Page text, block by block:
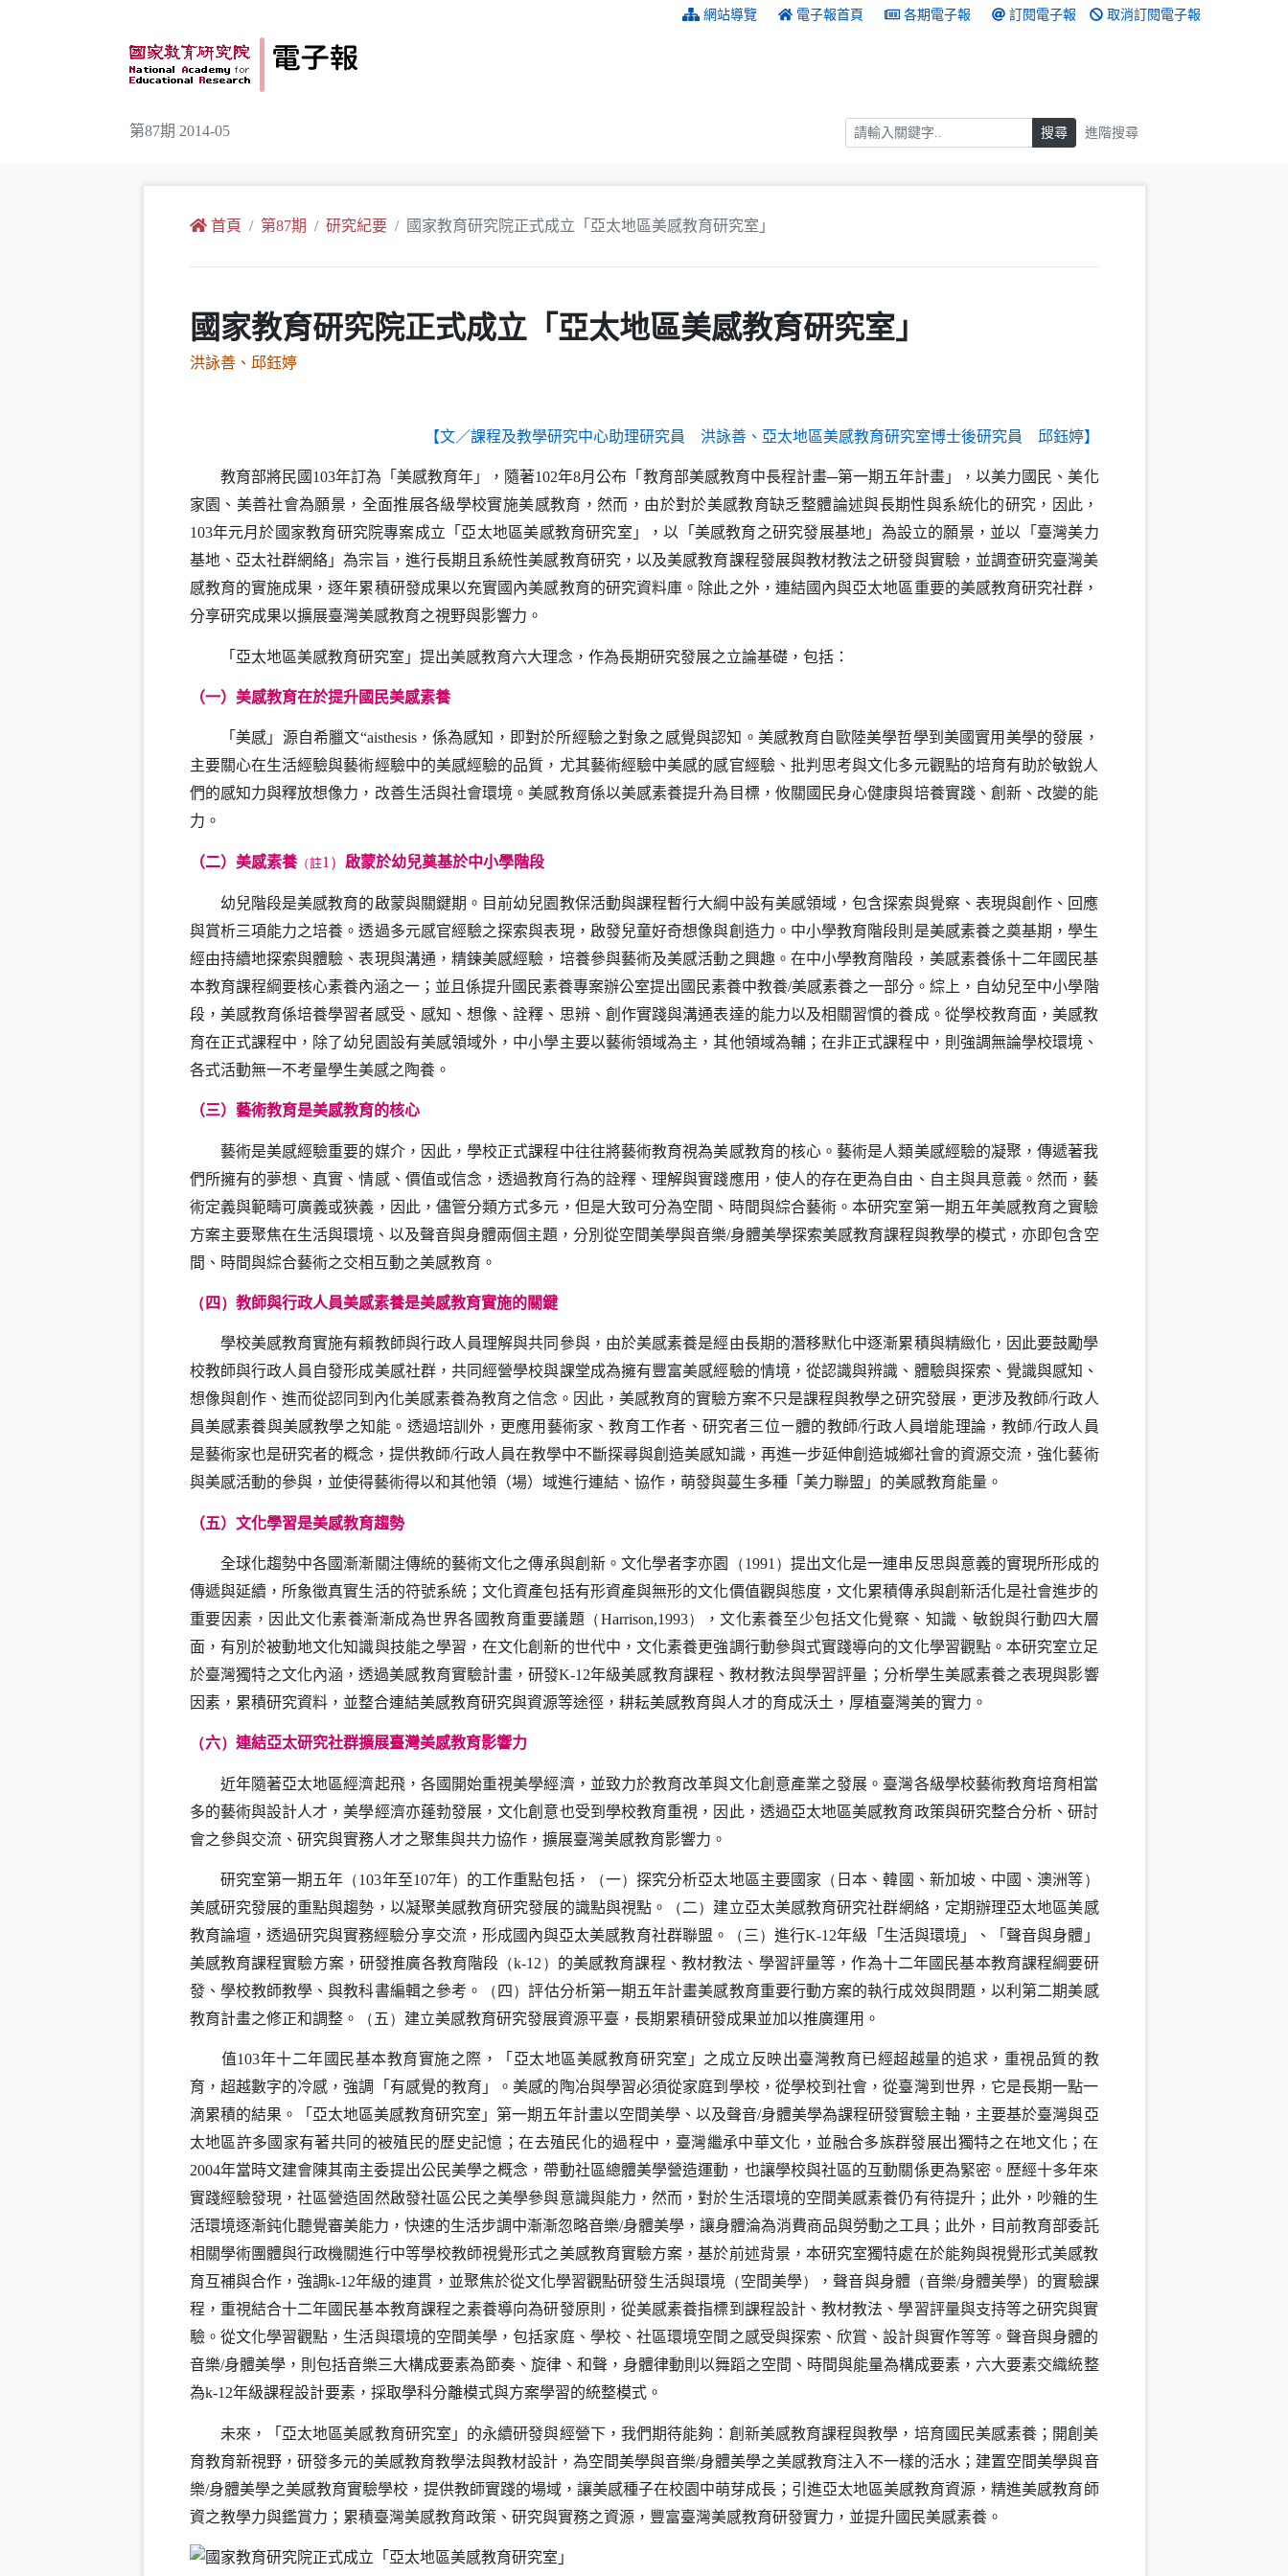
網站導覽 電子報首頁 各期電子報 訂閱電子報 取消訂閱電子報
第87期 2014-05 搜尋 搜尋 進階搜尋
首頁 第87期 研究紀要 國家教育研究院正式成立「亞太地區美感教育研究室」
國家教育研究院正式成立「亞太地區美感教育研究室」
洪詠善、邱鈺婷
【文／課程及教學研究中心助理研究員 洪詠善、亞太地區美感教育研究室博士後研究員 邱鈺婷】
教育部將民國103年訂為「美感教育年」，隨著102年8月公布「教育部美感教育中長程計畫─第一期五年計畫」，以美力國民、美化
家園、美善社會為願景，全面推展各級學校實施美感教育，然而，由於對於美感教育缺乏整體論述與長期性與系統化的研究，因此，
103年元月於國家教育研究院專案成立「亞太地區美感教育研究室」，以「美感教育之研究發展基地」為設立的願景，並以「臺灣美力
基地、亞太社群網絡」為宗旨，進行長期且系統性美感教育研究，以及美感教育課程發展與教材教法之研發與實驗，並調查研究臺灣美
感教育的實施成果，逐年累積研發成果以充實國內美感教育的研究資料庫。除此之外，連結國內與亞太地區重要的美感教育研究社群，
分享研究成果以擴展臺灣美感教育之視野與影響力。
「亞太地區美感教育研究室」提出美感教育六大理念，作為長期研究發展之立論基礎，包括：
（一）美感教育在於提升國民美感素養
「美感」源自希臘文“aisthesis，係為感知，即對於所經驗之對象之感覺與認知。美感教育自歐陸美學哲學到美國實用美學的發展，
主要關心在生活經驗與藝術經驗中的美感經驗的品質，尤其藝術經驗中美感的感官經驗、批判思考與文化多元觀點的培育有助於敏銳人
們的感知力與釋放想像力，改善生活與社會環境。美感教育係以美感素養提升為目標，攸關國民身心健康與培養實踐、創新、改變的能
力。
（二）美感素養（註1） 啟蒙於幼兒奠基於中小學階段
幼兒階段是美感教育的啟蒙與關鍵期。目前幼兒園教保活動與課程暫行大綱中設有美感領域，包含探索與覺察、表現與創作、回應
與賞析三項能力之培養。透過多元感官經驗之探索與表現，啟發兒童好奇想像與創造力。中小學教育階段則是美感素養之奠基期，學生
經由持續地探索與體驗、表現與溝通，精鍊美感經驗，培養參與藝術及美感活動之興趣。在中小學教育階段，美感素養係十二年國民基
本教育課程綱要核心素養內涵之一；並且係提升國民素養專案辦公室提出國民素養中教養/美感素養之一部分。綜上，自幼兒至中小學階
段，美感教育係培養學習者感受、感知、想像、詮釋、思辨、創作實踐與溝通表達的能力以及相關習慣的養成。從學校教育面，美感教
育在正式課程中，除了幼兒園設有美感領域外，中小學主要以藝術領域為主，其他領域為輔；在非正式課程中，則強調無論學校環境、
各式活動無一不考量學生美感之陶養。
（三）藝術教育是美感教育的核心
藝術是美感經驗重要的媒介，因此，學校正式課程中往往將藝術教育視為美感教育的核心。藝術是人類美感經驗的凝聚，傳遞著我
們所擁有的夢想、真實、情感、價值或信念，透過教育行為的詮釋、理解與實踐應用，使人的存在更為自由、自主與具意義。然而，藝
術定義與範疇可廣義或狹義，因此，儘管分類方式多元，但是大致可分為空間、時間與綜合藝術。本研究室第一期五年美感教育之實驗
方案主要聚焦在生活與環境、以及聲音與身體兩個主題，分別從空間美學與音樂/身體美學探索美感教育課程與教學的模式，亦即包含空
間、時間與綜合藝術之交相互動之美感教育。
（四） 教師與行政人員美感素養是美感教育實施的關鍵
學校美感教育實施有賴教師與行政人員理解與共同參與，由於美感素養是經由長期的潛移默化中逐漸累積與精緻化，因此要鼓勵學
校教師與行政人員自發形成美感社群，共同經營學校與課堂成為擁有豐富美感經驗的情境，從認識與辨識、體驗與探索、覺識與感知、
想像與創作、進而從認同到內化美感素養為教育之信念。因此，美感教育的實驗方案不只是課程與教學之研究發展，更涉及教師/行政人
員美感素養與美感教學之知能。透過培訓外，更應用藝術家、教育工作者、研究者三位ㄧ體的教師/行政人員增能理論，教師/行政人員
是藝術家也是研究者的概念，提供教師/行政人員在教學中不斷探尋與創造美感知識，再進一步延伸創造城鄉社會的資源交流，強化藝術
與美感活動的參與，並使得藝術得以和其他領（場）域進行連結、協作，萌發與蔓生多種「美力聯盟」的美感教育能量。
（五）文化學習是美感教育趨勢
全球化趨勢中各國漸漸關注傳統的藝術文化之傳承與創新。文化學者李亦園 （1991） 提出文化是一連串反思與意義的實現所形成的
傳遞與延續，所象徵真實生活的符號系統；文化資產包括有形資產與無形的文化價值觀與態度，文化累積傳承與創新活化是社會進步的
重要因素，因此文化素養漸漸成為世界各國教育重要議題 （Harrison,1993）
，文化素養至少包括文化覺察、知識、敏銳與行動四大層
面，有別於被動地文化知識與技能之學習，在文化創新的世代中，文化素養更強調行動參與式實踐導向的文化學習觀點。本研究室立足
於臺灣獨特之文化內涵，透過美感教育實驗計畫，研發K-12年級美感教育課程、教材教法與學習評量；分析學生美感素養之表現與影響
因素，累積研究資料，並整合連結美感教育研究與資源等途徑，耕耘美感教育與人才的育成沃土，厚植臺灣美的實力。
（六） 連結亞太研究社群擴展臺灣美感教育影響力
近年隨著亞太地區經濟起飛，各國開始重視美學經濟，並致力於教育改革與文化創意產業之發展。臺灣各級學校藝術教育培育相當
多的藝術與設計人才，美學經濟亦蓬勃發展，文化創意也受到學校教育重視，因此，透過亞太地區美感教育政策與研究整合分析、研討
會之參與交流、研究與實務人才之聚集與共力協作，擴展臺灣美感教育影響力。
研究室第一期五年 （103年至107年） 的工作重點包括， （一）探究分析亞太地區主要國家 （ 日本、韓國、新加坡、中國、澳洲等）
美感研究發展的重點與趨勢，以凝聚美感教育研究發展的識點與視點。 （二） 建立亞太美感教育研究社群網絡，定期辦理亞太地區美感
教育論壇，透過研究與實務經驗分享交流，形成國內與亞太美感教育社群聯盟。
（三）進行K-12年級「生活與環境」、「聲音與身體」
美感教育課程實驗方案，研發推廣各教育階段 （k-12） 的美感教育課程、教材教法、學習評量等，作為十二年國民基本教育課程綱要研
發、學校教師教學、與教科書編輯之參考。
（四）評估分析第一期五年計畫美感教育重要行動方案的執行成效與問題，以利第二期美感
教育計畫之修正和調整。
（五） 建立美感教育研究發展資源平臺，長期累積研發成果並加以推廣運用。
值103年十二年國民基本教育實施之際，「亞太地區美感教育研究室」之成立反映出臺灣教育已經超越量的追求，重視品質的教
育，超越數字的冷感，強調「有感覺的教育」。美感的陶冶與學習必須從家庭到學校，從學校到社會，從臺灣到世界，它是長期一點一
滴累積的結果。「亞太地區美感教育研究室」第一期五年計畫以空間美學、以及聲音/身體美學為課程研發實驗主軸，主要基於臺灣與亞
太地區許多國家有著共同的被殖民的歷史記憶；在去殖民化的過程中，臺灣繼承中華文化，並融合多族群發展出獨特之在地文化；在
2004年當時文建會陳其南主委提出公民美學之概念，帶動社區總體美學營造運動，也讓學校與社區的互動關係更為緊密。歷經十多年來
實踐經驗發現，社區營造固然啟發社區公民之美學參與意識與能力，然而，對於生活環境的空間美感素養仍有待提升；此外，吵雜的生
活環境逐漸鈍化聽覺審美能力，快速的生活步調中漸漸忽略音樂/身體美學，讓身體淪為消費商品與勞動之工具；此外，目前教育部委託
相關學術團體與行政機關進行中等學校教師視覺形式之美感教育實驗方案，基於前述背景，本研究室獨特處在於能夠與視覺形式美感教
育互補與合作，強調k-12年級的連貫，並聚焦於從文化學習觀點研發生活與環境 （空間美學） ，聲音與身體（音樂/身體美學） 的實驗課
程，重視結合十二年國民基本教育課程之素養導向為研發原則，從美感素養指標到課程設計、教材教法、學習評量與支持等之研究與實
驗。從文化學習觀點，生活與環境的空間美學，包括家庭、學校、社區環境空間之感受與探索、欣賞、設計與實作等等。聲音與身體的
音樂/身體美學，則包括音樂三大構成要素為節奏、旋律、和聲，身體律動則以舞蹈之空間、時間與能量為構成要素，六大要素交織統整
為k-12年級課程設計要素，採取學科分離模式與方案學習的統整模式。
未來，「亞太地區美感教育研究室」的永續研發與經營下，我們期待能夠：創新美感教育課程與教學，培育國民美感素養；開創美
育教育新視野，研發多元的美感教育教學法與教材設計，為空間美學與音樂/身體美學之美感教育注入不一樣的活水；建置空間美學與音
樂/身體美學之美感教育實驗學校，提供教師實踐的場域，讓美感種子在校園中萌芽成長；引進亞太地區美感教育資源，精進美感教育師
資之教學力與鑑賞力；累積臺灣美感教育政策、研究與實務之資源，豐富臺灣美感教育研發實力，並提升國民美感素養。